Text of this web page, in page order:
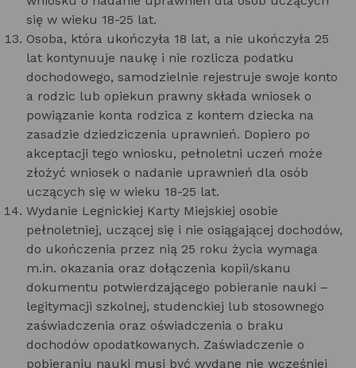
się w wieku 18-25 lat.
Osoba, która ukończyła 18 lat, a nie ukończyła 25
lat kontynuuje naukę i nie rozlicza podatku
dochodowego, samodzielnie rejestruje swoje konto
a rodzic lub opiekun prawny składa wniosek o
powiązanie konta rodzica z kontem dziecka na
zasadzie dziedziczenia uprawnień. Dopiero po
akceptacji tego wniosku, pełnoletni uczeń może
złożyć wniosek o nadanie uprawnień dla osób
uczących się w wieku 18-25 lat.
Wydanie Legnickiej Karty Miejskiej osobie
pełnoletniej, uczącej się i nie osiągającej dochodów,
do ukończenia przez nią 25 roku życia wymaga
m.in. okazania oraz dołączenia kopii/skanu
dokumentu potwierdzającego pobieranie nauki –
legitymacji szkolnej, studenckiej lub stosownego
zaświadczenia oraz oświadczenia o braku
dochodów opodatkowanych. Zaświadczenie o
pobieraniu nauki musi być wydane nie wcześniej